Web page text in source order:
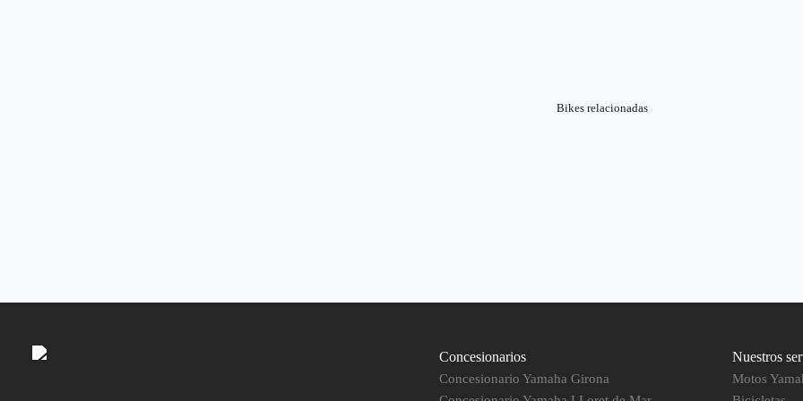
Bikes relacionadas
Concesionarios
Concesionario Yamaha Girona
Nuestros
Motos